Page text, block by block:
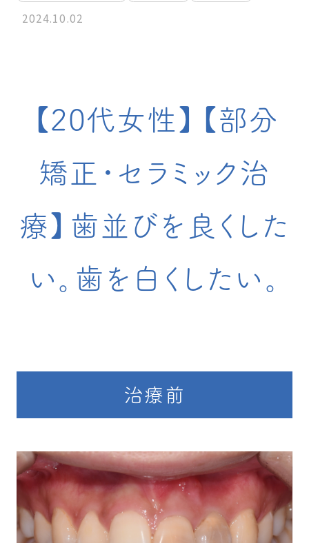
2024.10.02
【20代女性】【部分
矯正・セラミック治
療】歯並びを良くした
い。歯を白くしたい。
治療前